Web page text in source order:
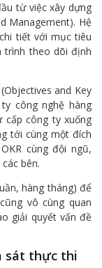
từ việc xây dựng
Management). Hệ
tiết với mục tiêu
trình theo dõi định
and Key
công nghệ hàng
cấp công ty xuống
tới cùng một đích
cùng đội ngũ,
bên.
hàng tháng) để
vô cùng quan
giải quyết vấn đề
sát thực thi